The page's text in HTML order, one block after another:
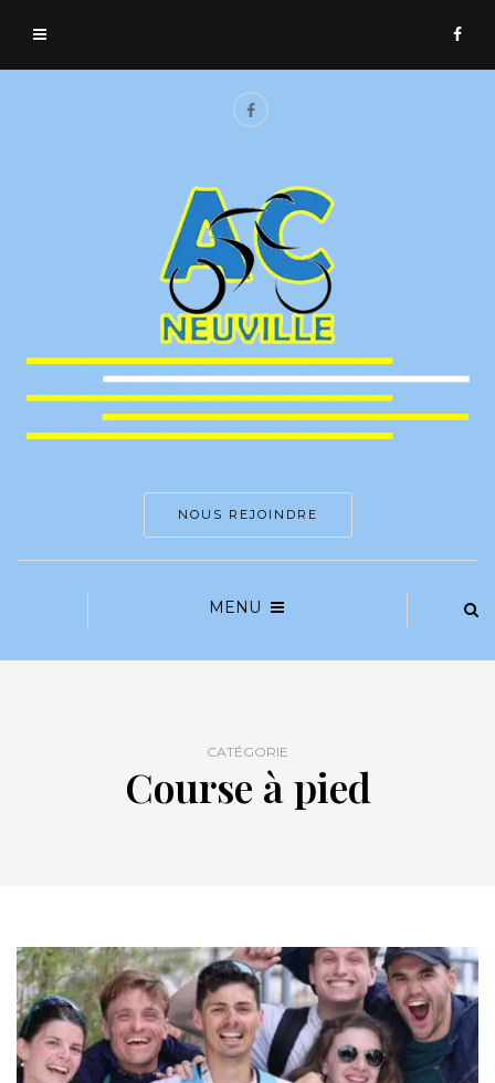
NOUS REJOINDRE
MENU
CATÉGORIE
Course à pied